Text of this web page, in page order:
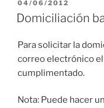
PUBLICADO
EL
04/06/2012
Domiciliación
Para solicitar la
correo electrónico
cumplimentado.
Nota: Puede hacer